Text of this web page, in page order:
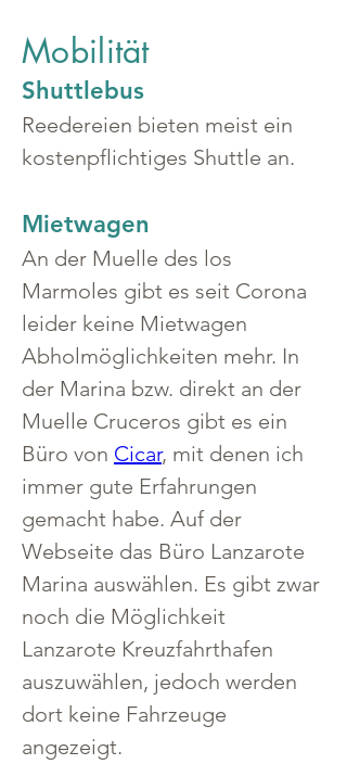
Mobilität
Shuttlebus
Reedereien bieten meist ein
kostenpflichtiges Shuttle an.
Mietwagen
An der Muelle des los
Marmoles gibt es seit Corona
leider keine Mietwagen
Abholmöglichkeiten mehr. In
der Marina bzw. direkt an der
Muelle Cruceros gibt es ein
Büro von Cicar, mit denen ich
immer gute Erfahrungen
gemacht habe. Auf der
Webseite das Büro Lanzarote
Marina auswählen. Es gibt zwar
noch die Möglichkeit
Lanzarote Kreuzfahrthafen
auszuwählen, jedoch werden
dort keine Fahrzeuge
angezeigt.